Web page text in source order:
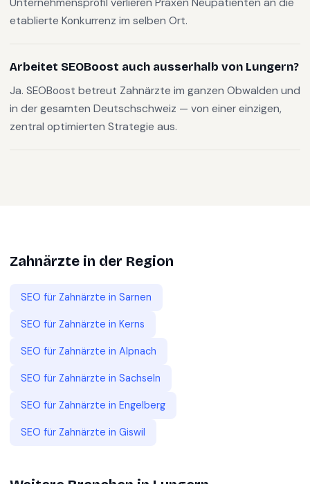
etablierte Konkurrenz im selben Ort.
Arbeitet SEOBoost auch ausserhalb von Lungern?
Ja. SEOBoost betreut Zahnärzte im ganzen Obwalden und
in der gesamten Deutschschweiz — von einer einzigen,
zentral optimierten Strategie aus.
Zahnärzte in der Region
SEO für Zahnärzte in Sarnen
SEO für Zahnärzte in Kerns
SEO für Zahnärzte in Alpnach
SEO für Zahnärzte in Sachseln
SEO für Zahnärzte in Engelberg
SEO für Zahnärzte in Giswil